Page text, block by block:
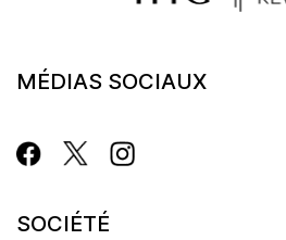
MÉDIAS SOCIAUX
SOCIÉTÉ